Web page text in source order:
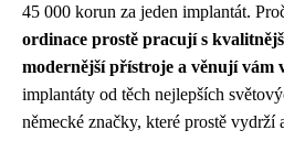
45 000 korun za jeden implantát.
ordinace prostě pracují s
modernější přístroje a věnují vám
implantáty od těch nejlepších
německé značky, které prostě vydrží